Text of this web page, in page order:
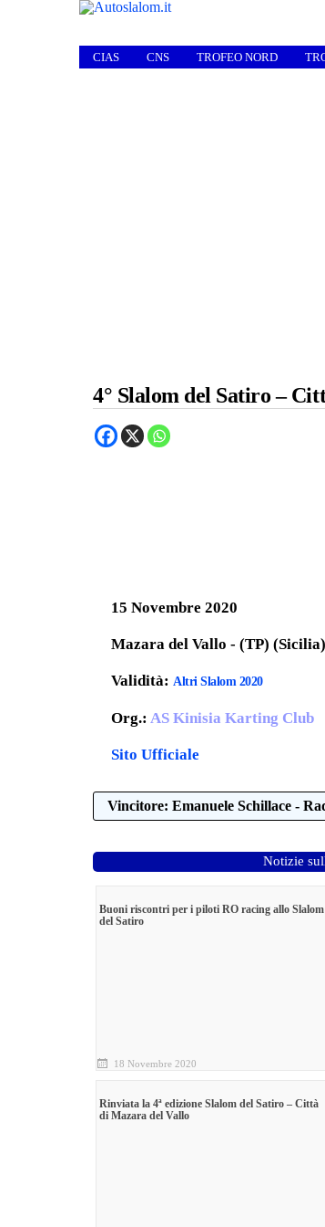
CIAS CNS TROFEO NORD
4° Slalom del Satiro –
15 Novembre 2020
Mazara del Vallo - (TP) (Sicilia)
Validità: Altri Slalom 2020
Org.: AS Kinisia Karting Club
Sito Ufficiale
Vincitore: Emanuele Schillace -
Notizie
Buoni riscontri per i piloti RO racing allo Slalom
del Satiro
18 Novembre 2020
Rinviata la 4ª edizione Slalom del Satiro – Città
di Mazara del Vallo